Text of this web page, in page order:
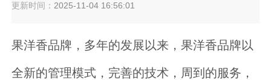
更新时间： 2025-11-04 16:56:01
果洋香品牌，多年的发展以来，果洋香品牌以
全新的管理模式，完善的技术，周到的服务，